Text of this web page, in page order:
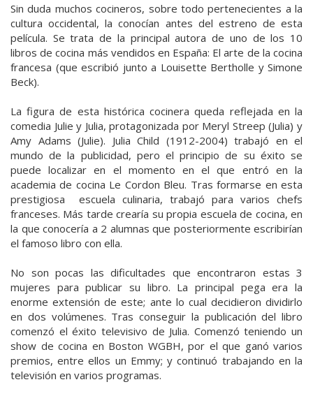
Sin duda muchos cocineros, sobre todo pertenecientes a la
cultura occidental, la conocían antes del estreno de esta
película. Se trata de la principal autora de uno de los 10
libros de cocina más vendidos en España: El arte de la cocina
francesa (que escribió junto a Louisette Bertholle y Simone
Beck).
La figura de esta histórica cocinera queda reflejada en la
comedia Julie y Julia, protagonizada por Meryl Streep (Julia) y
Amy Adams (Julie). Julia Child (1912-2004) trabajó en el
mundo de la publicidad, pero el principio de su éxito se
puede localizar en el momento en el que entró en la
academia de cocina Le Cordon Bleu. Tras formarse en esta
prestigiosa escuela culinaria, trabajó para varios chefs
franceses. Más tarde crearía su propia escuela de cocina, en
la que conocería a 2 alumnas que posteriormente escribirían
el famoso libro con ella.
No son pocas las dificultades que encontraron estas 3
mujeres para publicar su libro. La principal pega era la
enorme extensión de este; ante lo cual decidieron dividirlo
en dos volúmenes. Tras conseguir la publicación del libro
comenzó el éxito televisivo de Julia. Comenzó teniendo un
show de cocina en Boston WGBH, por el que ganó varios
premios, entre ellos un Emmy; y continuó trabajando en la
televisión en varios programas.